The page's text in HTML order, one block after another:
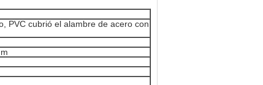
PVC cubrió el alambre de acero con